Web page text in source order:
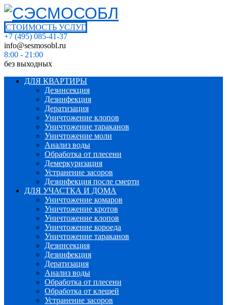
СТОИМОСТЬ УСЛУГ
+7 (495) 085-41-37
info@sesmosobl.ru
8:00 - 21:00
без выходных
ДЛЯ КВАРТИРЫ
Дезинсекция
Дезинфекция
Дератизация
Уничтожение клопов
Уничтожение тараканов
Уничтожение моли
Анализ воды
Обработка от плесени
Демеркуризация
Устранение засоров
Дезинфекция после смерти
ДЛЯ УЧАСТКА И ДОМА
Уничтожение комаров
Уничтожение кротов
Уничтожение клопов
Уничтожение короеда
Уничтожение тараканов
Дезинсекция
Дезинфекция
Дератизация
Анализ воды
Обработка от плесени
Обработка от клещей
Устранение засоров